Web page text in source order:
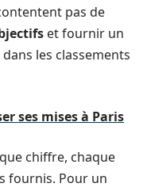
pas de
et fournir un
les classements
ses mises à Paris
chiffre, chaque
fournis. Pour un